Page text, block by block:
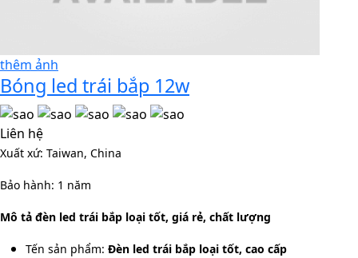
thêm ảnh
Bóng led trái bắp 12w
Liên hệ
Xuất xứ: Taiwan, China
Bảo hành: 1 năm
Mô tả đèn led trái bắp loại tốt, giá rẻ, chất lượng
Tến sản phẩm: Đèn led trái bắp loại tốt, cao cấp